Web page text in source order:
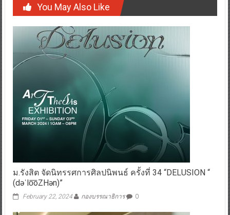
You May Also Like
ม.รังสิต จัดนิทรรศการศิลปนิพนธ์ ครั้งที่ 34 “DELUSION “
(dəˈlo͞oZHən)”
February 22, 2024 กองบรรณาธิการ 0